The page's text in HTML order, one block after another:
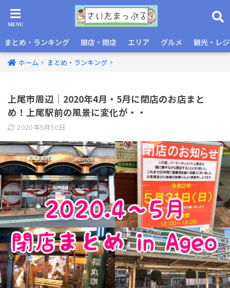
まとめ・ランキング 開店・閉店 エリア グルメ 観光・レ
ホーム まとめ・ランキング
上尾市周辺｜2020年4月・5月に閉店のお店まと
め！上尾駅前の風景に変化が・・
2020年5月30日